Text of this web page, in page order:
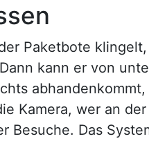
Paketbote
kann er von
Kamera, wer an
Besuche. Das